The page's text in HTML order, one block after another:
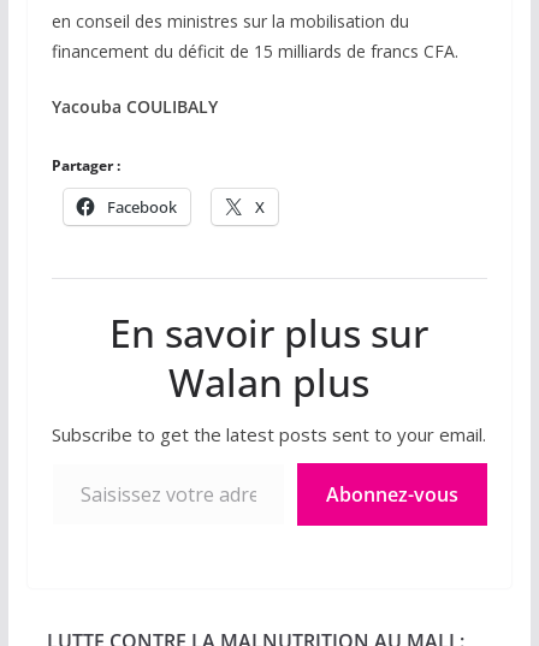
en conseil des ministres sur la mobilisation du
financement du déficit de 15 milliards de francs CFA.
Yacouba COULIBALY
Partager :
Facebook X
En savoir plus sur
Walan plus
Subscribe to get the latest posts sent to your email.
Abonnez-vous